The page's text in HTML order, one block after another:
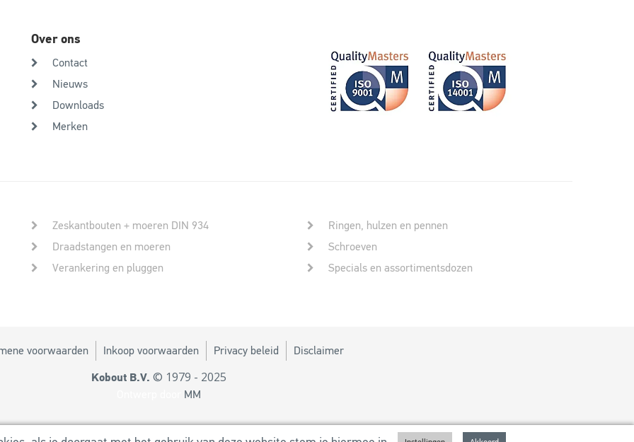
Over ons
Contact
Nieuws
Downloads
Merken
Zeskantbouten + moeren DIN 934
Draadstangen en moeren
Verankering en pluggen
Ringen, hulzen en pennen
Schroeven
Specials en assortimentsdozen
voorwaarden Inkoop voorwaarden Privacy beleid Disclaimer
Kobout B.V. © 1979 - 2025
MM